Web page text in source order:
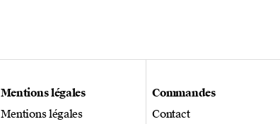
Mentions légales
Mentions légales
Commandes
Contact